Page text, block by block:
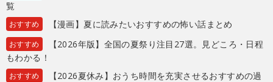
覧
おすすめ 【漫画】夏に読みたいおすすめの怖い話まとめ
おすすめ
【2026年版】全国の夏祭り注目27選。見どころ・日程
もわかる！
おすすめ
【2026夏休み】おうち時間を充実させるおすすめの過